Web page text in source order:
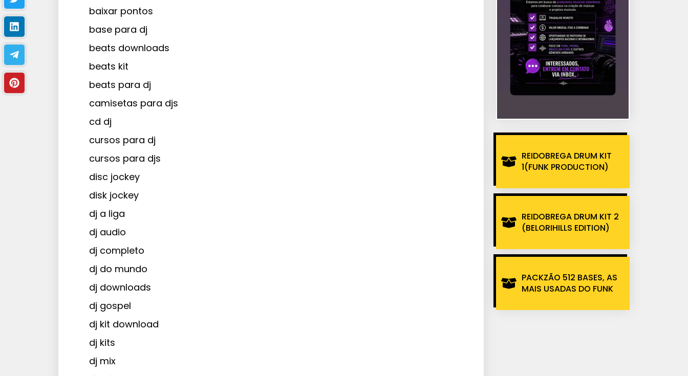
baixar pontos
base para dj
beats downloads
beats kit
beats para dj
camisetas para djs
cd dj
cursos para dj
cursos para djs
disc jockey
disk jockey
dj a liga
dj audio
dj completo
dj do mundo
dj downloads
dj gospel
dj kit download
dj kits
dj mix
REIDOBREGA DRUM KIT
1(FUNK PRODUCTION)
REIDOBREGA DRUM KIT 2
(BELORIHILLS EDITION)
PACKZÃO 512 BASES, AS
MAIS USADAS DO FUNK